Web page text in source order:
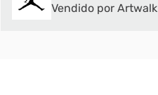
Vendido por Artwalk